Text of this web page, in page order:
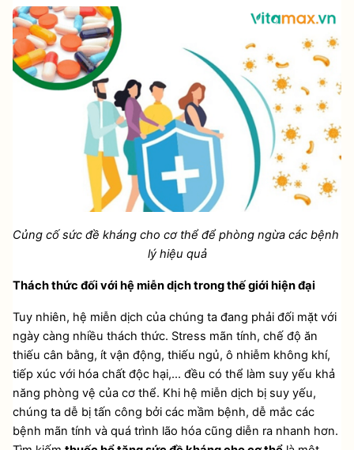
Củng cố sức đề kháng cho cơ thể để phòng ngừa các bệnh
lý hiệu quả
Thách thức đối với hệ miễn dịch trong thế giới hiện đại
Tuy nhiên, hệ miễn dịch của chúng ta đang phải đối mặt với
ngày càng nhiều thách thức. Stress mãn tính, chế độ ăn
thiếu cân bằng, ít vận động, thiếu ngủ, ô nhiễm không khí,
tiếp xúc với hóa chất độc hại,... đều có thể làm suy yếu khả
năng phòng vệ của cơ thể. Khi hệ miễn dịch bị suy yếu,
chúng ta dễ bị tấn công bởi các mầm bệnh, dễ mắc các
bệnh mãn tính và quá trình lão hóa cũng diễn ra nhanh hơn.